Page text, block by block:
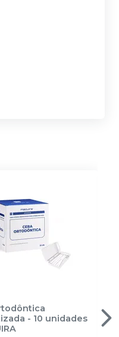
- 10 unidades